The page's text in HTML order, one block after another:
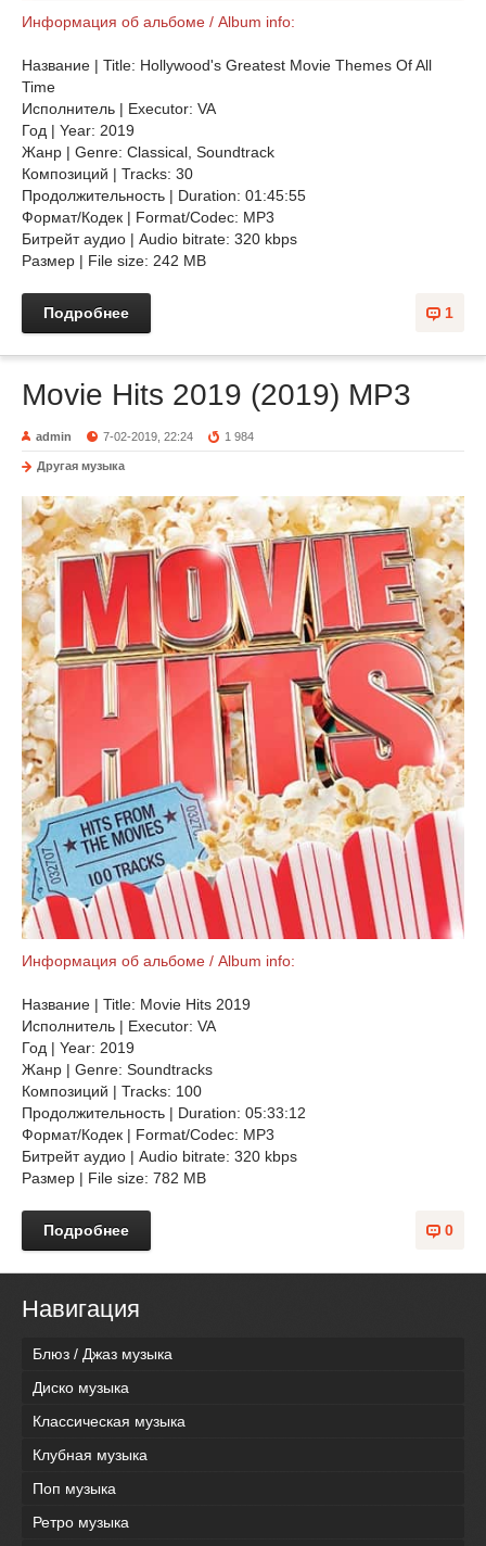
Информация об альбоме / Album info:
Название | Title: Hollywood's Greatest Movie Themes Of All
Time
Исполнитель | Executor: VA
Год | Year: 2019
Жанр | Genre: Classical, Soundtrack
Композиций | Tracks: 30
Продолжительность | Duration: 01:45:55
Формат/Кодек | Format/Codec: MP3
Битрейт аудио | Audio bitrate: 320 kbps
Размер | File size: 242 MB
1
Подробнее
Movie Hits 2019 (2019) MP3
admin 7-02-2019, 22:24 1 984
Другая музыка
Информация об альбоме / Album info:
Название | Title: Movie Hits 2019
Исполнитель | Executor: VA
Год | Year: 2019
Жанр | Genre: Soundtracks
Композиций | Tracks: 100
Продолжительность | Duration: 05:33:12
Формат/Кодек | Format/Codec: MP3
Битрейт аудио | Audio bitrate: 320 kbps
Размер | File size: 782 MB
0
Подробнее
Навигация
Блюз / Джаз музыка
Диско музыка
Классическая музыка
Клубная музыка
Поп музыка
Ретро музыка